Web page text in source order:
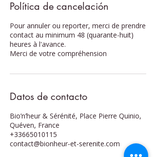
Política de cancelación
Pour annuler ou reporter, merci de prendre
contact au minimum 48 (quarante-huit)
heures à l'avance.
Merci de votre compréhension
Datos de contacto
Bio’n’heur & Sérénité, Place Pierre Quinio,
Quéven, France
+33665010115
contact@bionheur-et-serenite.com